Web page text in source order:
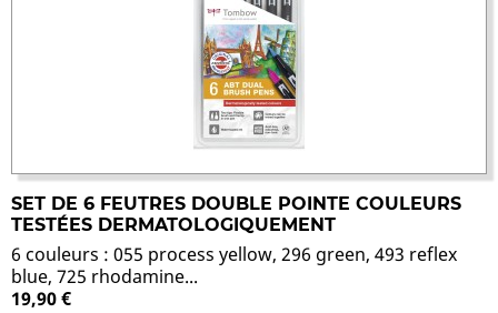
SET DE 6 FEUTRES DOUBLE POINTE COULEURS
TESTÉES DERMATOLOGIQUEMENT
6 couleurs : 055 process yellow, 296 green, 493 reflex
blue, 725 rhodamine...
19,90 €